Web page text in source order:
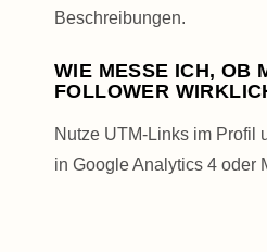
Beschreibungen.
WIE MESSE ICH, OB
FOLLOWER
Nutze UTM-Links im Profil
in Google Analytics 4 oder